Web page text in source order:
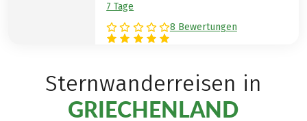
7 Tage
8 Bewertungen
Sternwanderreisen in
GRIECHENLAND